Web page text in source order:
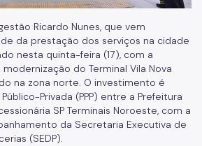
Ricardo Nunes, que vem
da prestação dos serviços na cidade
nesta quinta-feira (17), com a
do Terminal Vila Nova
na zona norte. O investimento é
Privada (PPP) entre a Prefeitura
SP Terminais Noroeste, com a
da Secretaria Executiva de
(SEDP).